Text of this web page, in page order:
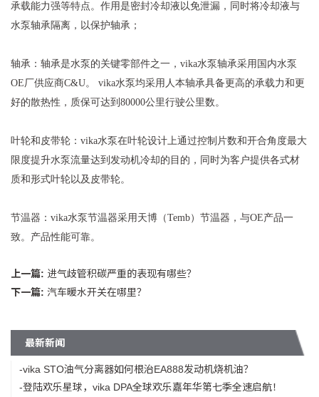
承载能力强等特点。作用是密封冷却液以免泄漏，同时将冷却液与
水泵轴承隔离，以保护轴承；
轴承：轴承是水泵的关键零部件之一，vika水泵轴承采用国内水泵
OE厂供应商C&U。 vika水泵均采用人本轴承具备更高的承载力和更
好的散热性，质保可达到80000公里行驶公里数。
叶轮和皮带轮：vika水泵在叶轮设计上通过控制片数和开合角度最大
限度提升水泵流量达到发动机冷却的目的，同时为客户提供各式材
质和形式叶轮以及皮带轮。
节温器：vika水泵节温器采用天博（Temb）节温器，与OE产品一
致。产品性能可靠。
上一篇: 进气歧管积碳严重的表现有哪些？
下一篇: 汽车暖水开关在哪里？
最新新闻
-vika STO油气分离器如何根治EA888发动机烧机油？
-登陆欢乐星球，vika DPA全球欢乐嘉年华第七季全速启航！